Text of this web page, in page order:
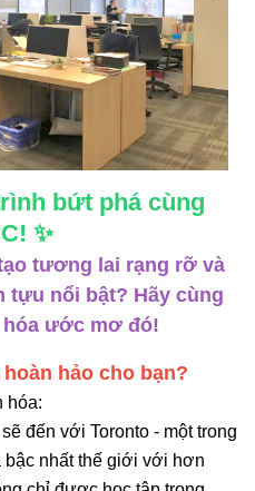
bứt phá cùng
✨
tương lai rạng rỡ và
nổi bật? Hãy cùng
ước mơ đó!
hảo cho bạn?
hóa:
đến với Toronto - một trong
bậc nhất thế giới với hơn